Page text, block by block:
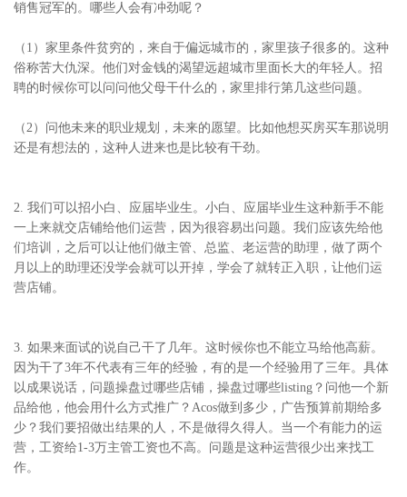
销售冠军的。哪些人会有冲劲呢？
（1）家里条件贫穷的，来自于偏远城市的，家里孩子很多的。这种
俗称苦大仇深。他们对金钱的渴望远超城市里面长大的年轻人。招
聘的时候你可以问问他父母干什么的，家里排行第几这些问题。
（2）问他未来的职业规划，未来的愿望。比如他想买房买车那说明
还是有想法的，这种人进来也是比较有干劲。
2. 我们可以招小白、应届毕业生。小白、应届毕业生这种新手不能
一上来就交店铺给他们运营，因为很容易出问题。我们应该先给他
们培训，之后可以让他们做主管、总监、老运营的助理，做了两个
月以上的助理还没学会就可以开掉，学会了就转正入职，让他们运
营店铺。
3. 如果来面试的说自己干了几年。这时候你也不能立马给他高薪。
因为干了3年不代表有三年的经验，有的是一个经验用了三年。具体
以成果说话，问题操盘过哪些店铺，操盘过哪些listing？问他一个新
品给他，他会用什么方式推广？Acos做到多少，广告预算前期给多
少？我们要招做出结果的人，不是做得久得人。当一个有能力的运
营，工资给1-3万主管工资也不高。问题是这种运营很少出来找工
作。